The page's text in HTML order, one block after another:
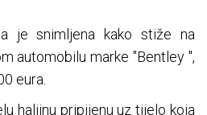
je snimljena kako stiže na
automobilu marke "Bentley ",
eura.
haljinu pripijenu uz tijelo koja